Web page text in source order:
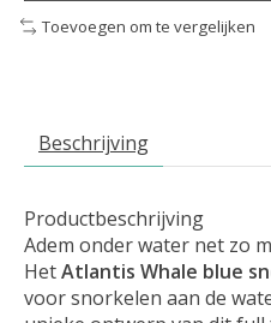
Toevoegen om te vergelijken
Beschrijving
Productbeschrijving
Adem onder water net zo
HetAtlantis Whale blue
voor snorkelen aan de